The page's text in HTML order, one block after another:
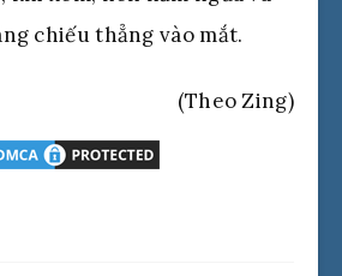
chiếu thẳng vào mắt.
(Theo Zing)